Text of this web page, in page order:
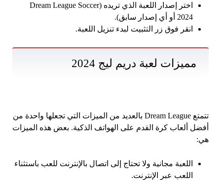
اختر إصدار اللعبة الذي تريده (Dream League Soccer
2024 أو أي إصدار سابق).
انقر فوق زر التثبيت لبدء تنزيل اللعبة.
مميزات لعبة دريم ليج 2024
تتمتع Dream League بالعديد من الميزات التي تجعلها واحدة من
أفضل ألعاب كرة القدم على الهواتف الذكية. بعض هذه الميزات
هي:
اللعبة مجانية ولا تحتاج إلى اتصال بالإنترنت للعب باستثناء
اللعب عبر الإنترنت.